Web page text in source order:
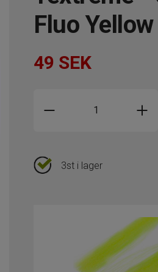
Fluo Yellow
49 SEK
3st i lager